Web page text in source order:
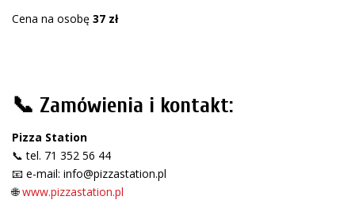
Cena na osobę 37 zł
📞 Zamówienia i kontakt:
Pizza Station
📞 tel. 71 352 56 44
📧 e-mail: info@pizzastation.pl
🌐www.pizzastation.pl